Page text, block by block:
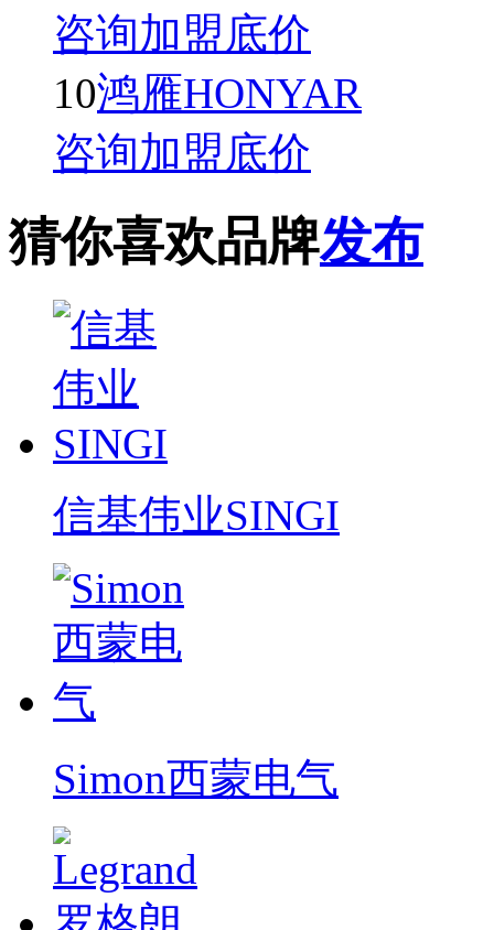
咨询加盟底价
10鸿雁HONYAR
咨询加盟底价
猜你喜欢品牌发布
信基伟业SINGI
Simon西蒙电气